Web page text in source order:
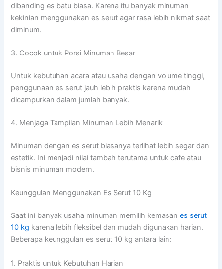
dibanding es batu biasa. Karena itu banyak minuman
kekinian menggunakan es serut agar rasa lebih nikmat saat
diminum.
3. Cocok untuk Porsi Minuman Besar
Untuk kebutuhan acara atau usaha dengan volume tinggi,
penggunaan es serut jauh lebih praktis karena mudah
dicampurkan dalam jumlah banyak.
4. Menjaga Tampilan Minuman Lebih Menarik
Minuman dengan es serut biasanya terlihat lebih segar dan
estetik. Ini menjadi nilai tambah terutama untuk cafe atau
bisnis minuman modern.
Keunggulan Menggunakan Es Serut 10 Kg
Saat ini banyak usaha minuman memilih kemasanes serut
10 kg karena lebih fleksibel dan mudah digunakan harian.
Beberapa keunggulan es serut 10 kg antara lain:
1. Praktis untuk Kebutuhan Harian